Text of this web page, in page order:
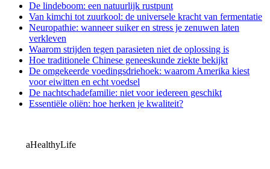
De lindeboom: een natuurlijk rustpunt
Van kimchi tot zuurkool: de universele kracht van fermentatie
Neuropathie: wanneer suiker en stress je zenuwen laten
verkleven
Waarom strijden tegen parasieten niet de oplossing is
Hoe traditionele Chinese geneeskunde ziekte bekijkt
De omgekeerde voedingsdriehoek: waarom Amerika kiest
voor eiwitten en echt voedsel
De nachtschadefamilie: niet voor iedereen geschikt
Essentiële oliën: hoe herken je kwaliteit?
aHealthyLife